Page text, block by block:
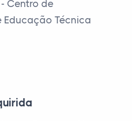
Centro de
Técnica